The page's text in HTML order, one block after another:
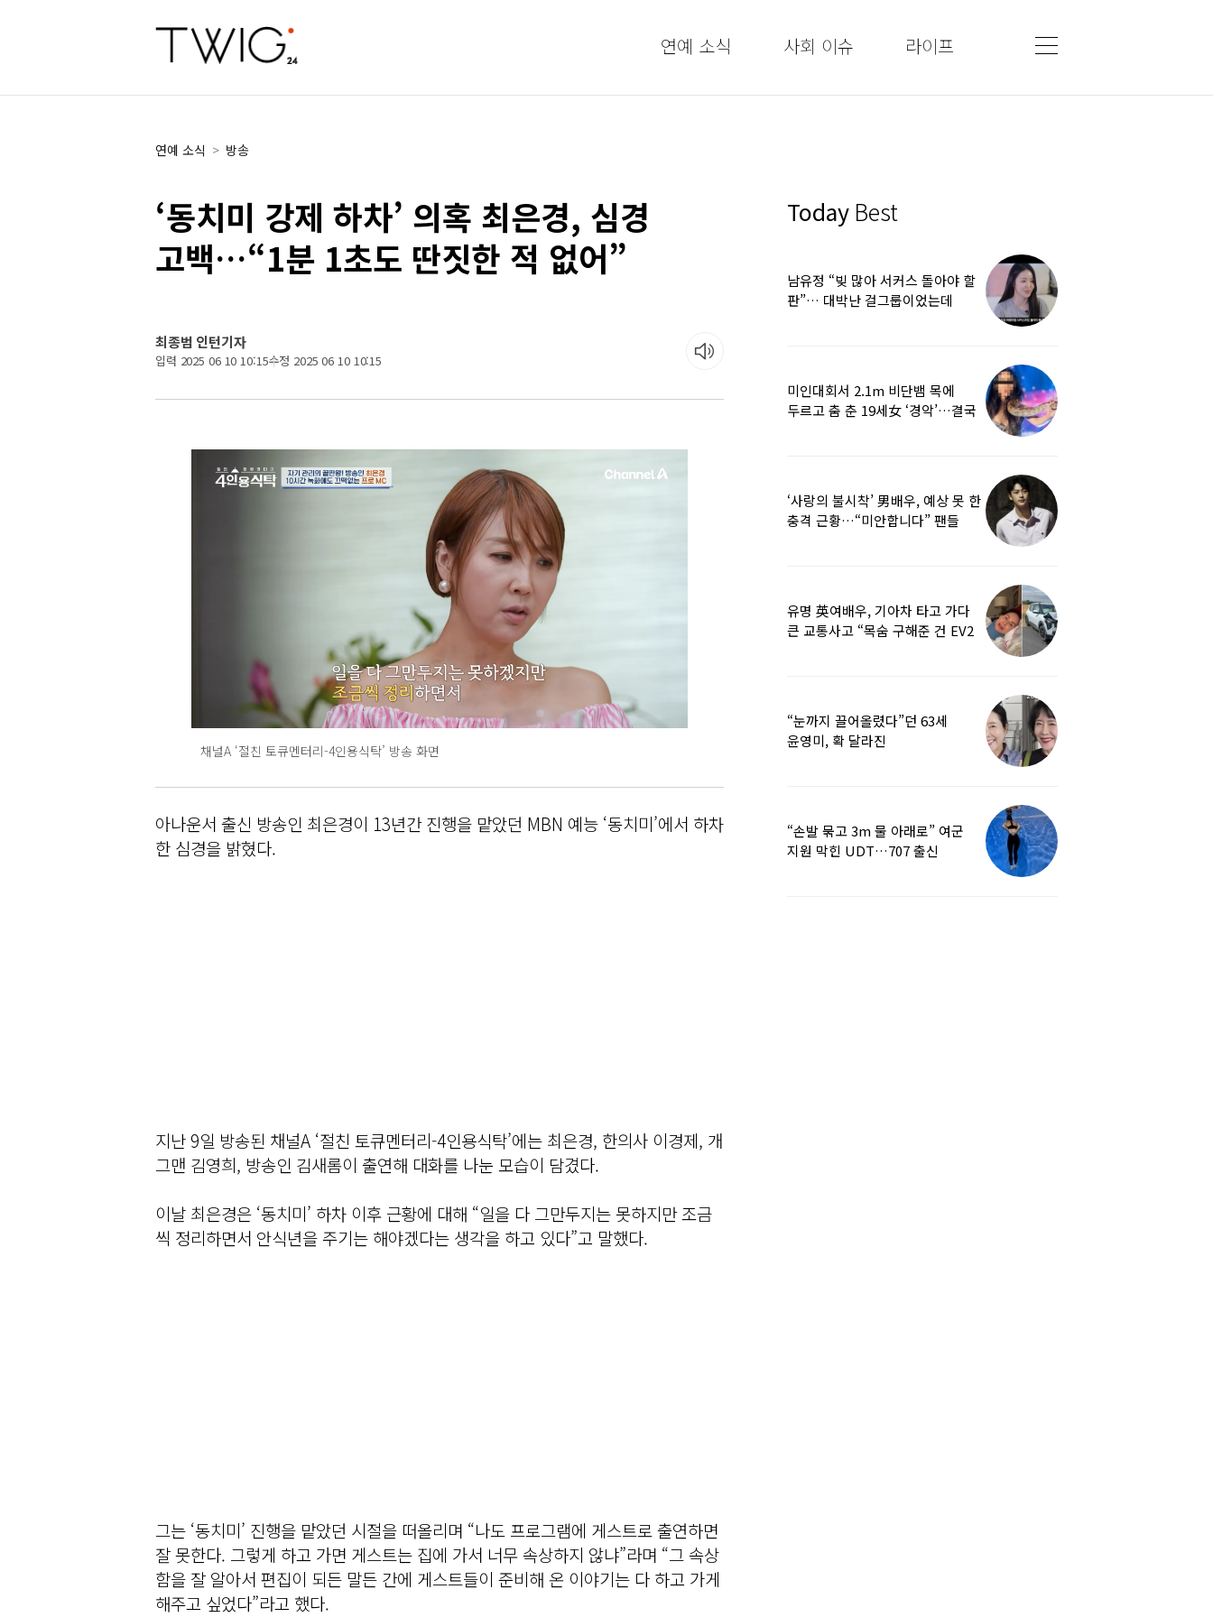
연예 소식 사회 이슈 라이프
연예 소식 > 방송
‘동치미 강제 하차’ 의혹 최은경, 심경
고백…“1분 1초도 딴짓한 적 없어”
최종범 인턴기자
입력 2025 06 10 10:15수정 2025 06 10 10:15
채널A ‘절친 토큐멘터리-4인용식탁’ 방송 화면
아나운서 출신 방송인 최은경이 13년간 진행을 맡았던 MBN 예능 ‘동치미’에서 하차
한 심경을 밝혔다.
지난 9일 방송된 채널A ‘절친 토큐멘터리-4인용식탁’에는 최은경, 한의사 이경제, 개
그맨 김영희, 방송인 김새롬이 출연해 대화를 나눈 모습이 담겼다.
이날 최은경은 ‘동치미’ 하차 이후 근황에 대해 “일을 다 그만두지는 못하지만 조금
씩 정리하면서 안식년을 주기는 해야겠다는 생각을 하고 있다”고 말했다.
그는 ‘동치미’ 진행을 맡았던 시절을 떠올리며 “나도 프로그램에 게스트로 출연하면
잘 못한다. 그렇게 하고 가면 게스트는 집에 가서 너무 속상하지 않냐”라며 “그 속상
함을 잘 알아서 편집이 되든 말든 간에 게스트들이 준비해 온 이야기는 다 하고 가게
해주고 싶었다”라고 했다.
Today Best
남유정 “빚 많아 서커스 돌아야 할
판”… 대박난 걸그룹이었는데
미인대회서 2.1m 비단뱀 목에
두르고 춤 춘 19세女 ‘경악’…결국
‘사랑의 불시착’ 男배우, 예상 못 한
충격 근황…“미안합니다” 팬들
유명 英여배우, 기아차 타고 가다
큰 교통사고 “목숨 구해준 건 EV2
“눈까지 끌어올렸다”던 63세
윤영미, 확 달라진
“손발 묶고 3m 물 아래로” 여군
지원 막힌 UDT…707 출신